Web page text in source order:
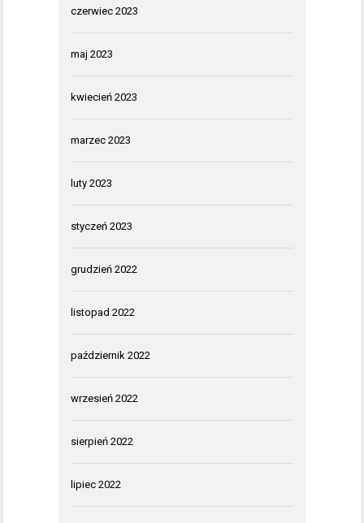
czerwiec 2023
maj 2023
kwiecień 2023
marzec 2023
luty 2023
styczeń 2023
grudzień 2022
listopad 2022
październik 2022
wrzesień 2022
sierpień 2022
lipiec 2022